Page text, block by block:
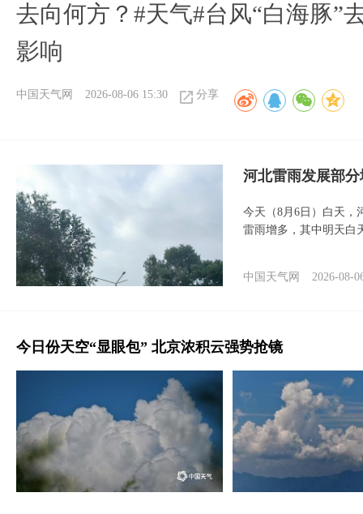
去向何方？#天气#台风“白海豚”
影响
中国天气网 2026-08-06 15:30 分享
河北雷雨发展部
今天（8月6日）白天，
雷雨增多，其中明天白
中国天气网 2026-08-
今日份天空“显眼包” 北京浓积云强势抢镜